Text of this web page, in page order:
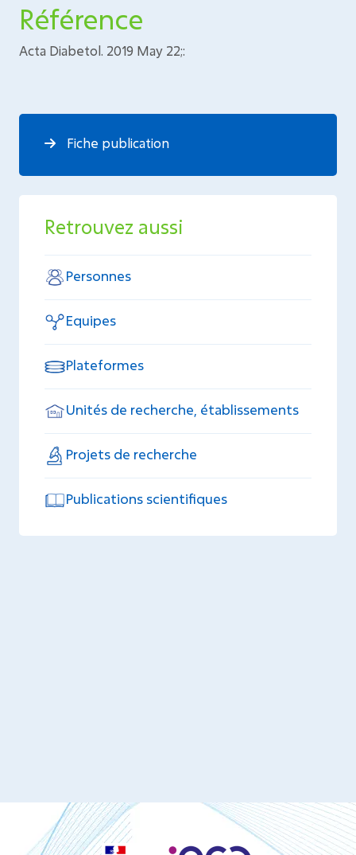
Référence
Acta Diabetol. 2019 May 22;:
Fiche publication
Retrouvez aussi
Personnes
Equipes
Plateformes
Unités de recherche, établissements
Projets de recherche
Publications scientifiques